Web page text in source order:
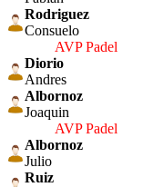
Rodriguez
Consuelo
AVP Padel
Diorio
Andres
Albornoz
Joaquin
AVP Padel
Albornoz
Julio
Ruiz